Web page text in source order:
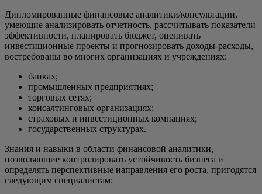
Дипломированные финансовые аналитики/консультации,
умеющие анализировать отчетность, рассчитывать показатели
эффективности, планировать бюджет, оценивать
инвестиционные проекты и прогнозировать доходы-расходы,
востребованы во многих организациях и учреждениях:
банках;
промышленных предприятиях;
торговых сетях;
консалтинговых организациях;
страховых и инвестиционных компаниях;
государственных структурах.
Знания и навыки в области финансовой аналитики,
позволяющие контролировать устойчивость бизнеса и
определять перспективные направления его роста, пригодятся
следующим специалистам: